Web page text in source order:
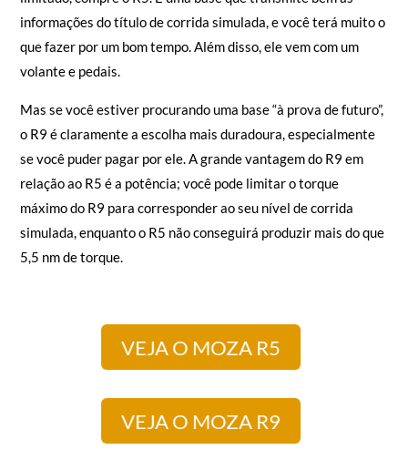
você é novo no mundo das corridas virtuais e seu orçamento é
limitado, compre o R5. É uma base que transmite bem as
informações do título de corrida simulada, e você terá muito o
volante e pedais.
Mas se você estiver procurando uma base “à prova de futuro”,
o R9 é claramente a escolha mais duradoura, especialmente
se você puder pagar por ele. A grande vantagem do R9 em
relação ao R5 é a potência; você pode limitar o torque
máximo do R9 para corresponder ao seu nível de corrida